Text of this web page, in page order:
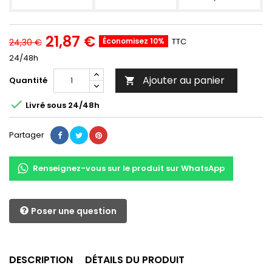
24,30 € 21,87 € Économisez 10%
TTC
24/48h
Quantité
 Ajouter au panier
 Livré sous 24/48h
Partager
Renseignez-vous sur le produit sur WhatsApp
Poser une question
DESCRIPTION DÉTAILS DU PRODUIT